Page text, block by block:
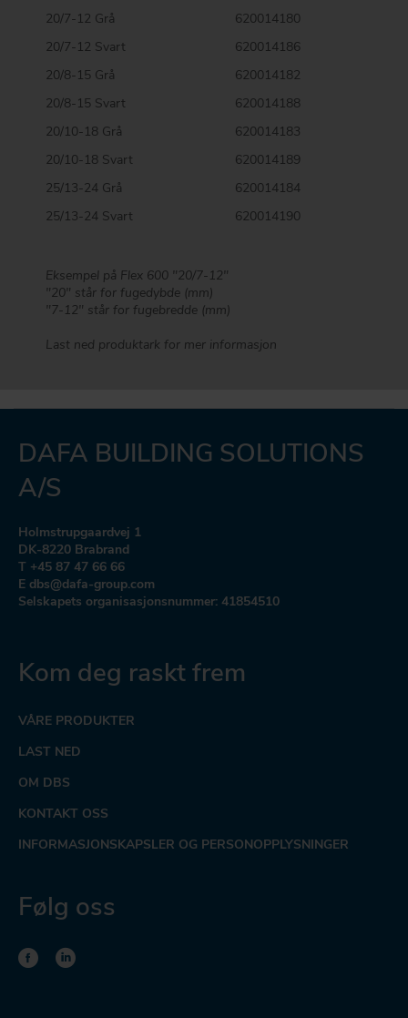
20/7-12 Grå
620014180
20/7-12 Svart
620014186
20/8-15 Grå
620014182
20/8-15 Svart
620014188
20/10-18 Grå
620014183
20/10-18 Svart
620014189
25/13-24 Grå
620014184
25/13-24 Svart
620014190
Eksempel på Flex 600 "20/7-12"
"20" står for fugedybde (mm)
"7-12" står for fugebredde (mm)
Last ned produktark for mer informasjon
DAFA BUILDING SOLUTIONS
A/S
Holmstrupgaardvej 1
DK-8220 Brabrand
T +45 87 47 66 66
E dbs@dafa-group.com
Selskapets organisasjonsnummer: 41854510
Kom deg raskt frem
VÅRE PRODUKTER
LAST NED
OM DBS
KONTAKT OSS
INFORMASJONSKAPSLER OG PERSONOPPLYSNINGER
Følg oss